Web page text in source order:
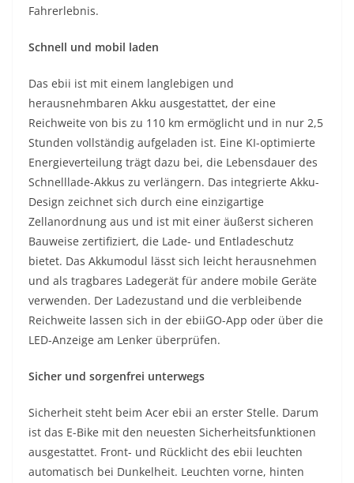
Fahrerlebnis.
Schnell und mobil laden
Das ebii ist mit einem langlebigen und
herausnehmbaren Akku ausgestattet, der eine
Reichweite von bis zu 110 km ermöglicht und in nur 2,5
Stunden vollständig aufgeladen ist. Eine KI-optimierte
Energieverteilung trägt dazu bei, die Lebensdauer des
Schnelllade-Akkus zu verlängern. Das integrierte Akku-
Design zeichnet sich durch eine einzigartige
Zellanordnung aus und ist mit einer äußerst sicheren
Bauweise zertifiziert, die Lade- und Entladeschutz
bietet. Das Akkumodul lässt sich leicht herausnehmen
und als tragbares Ladegerät für andere mobile Geräte
verwenden. Der Ladezustand und die verbleibende
Reichweite lassen sich in der ebiiGO-App oder über die
LED-Anzeige am Lenker überprüfen.
Sicher und sorgenfrei unterwegs
Sicherheit steht beim Acer ebii an erster Stelle. Darum
ist das E-Bike mit den neuesten Sicherheitsfunktionen
ausgestattet. Front- und Rücklicht des ebii leuchten
automatisch bei Dunkelheit. Leuchten vorne, hinten